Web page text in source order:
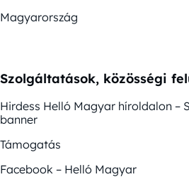
Magyarország
Szolgáltatások, közösségi
Hirdess Helló Magyar híroldalon –
banner
Támogatás
Facebook – Helló Magyar